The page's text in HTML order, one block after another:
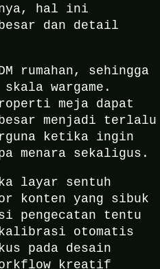
hal ini
dan detail
rumahan, sehingga
wargame.
meja dapat
menjadi terlalu
ketika ingin
menara sekaligus.
layar sentuh
konten yang sibuk
pengecatan tentu
otomatis
pada desain
kreatif